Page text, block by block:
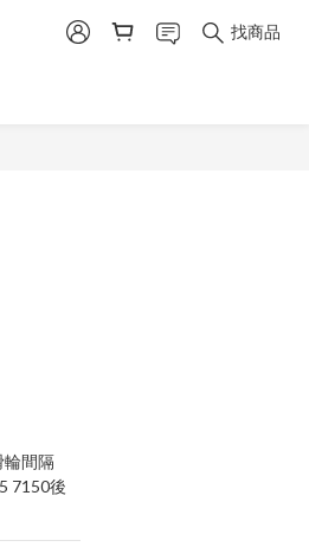
找商品
輪間隔
7150後